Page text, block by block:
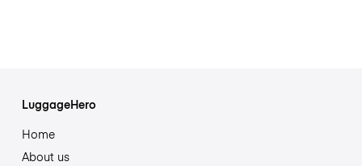
LuggageHero
Home
About us